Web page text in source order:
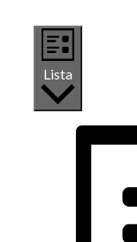
Lista